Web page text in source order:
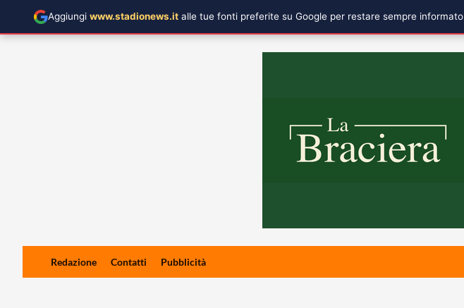
Redazione Contatti Pubblicità
Aggiungi www.stadionews.it alle tue fonti preferite su Google per restare sempre informato